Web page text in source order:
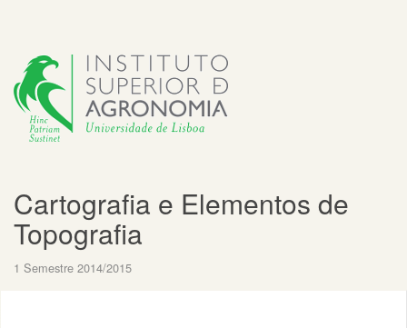
Cartografia e Elementos de
Topografia
1 Semestre 2014/2015